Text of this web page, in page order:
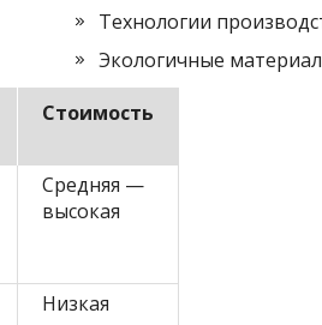
Стоимость
Средняя —
высокая
Низкая
Технологии
Экологичные